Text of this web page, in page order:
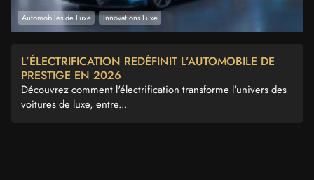
Automobiles de Luxe Innovations Luxe
L’ÉLECTRIFICATION REDÉFINIT L’AUTOMOBILE DE
PRESTIGE EN 2026
Découvrez comment l'électrification transforme l'univers des
voitures de luxe, entre...